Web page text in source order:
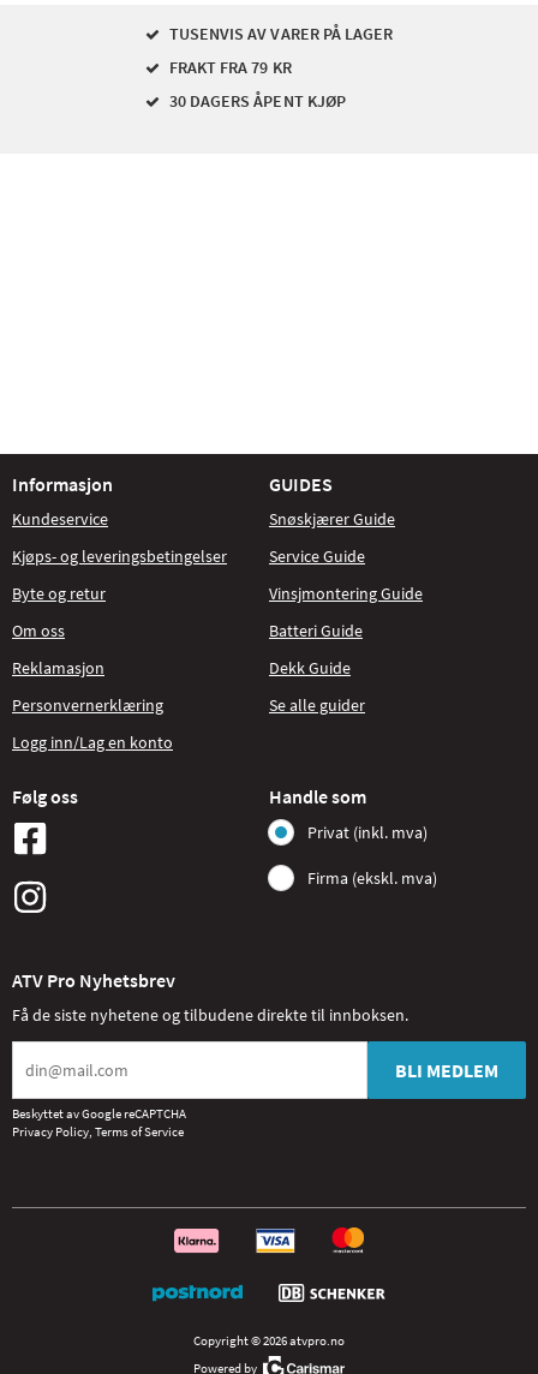
TUSENVIS AV VARER PÅ LAGER
FRAKT FRA 79 KR
30 DAGERS ÅPENT KJØP
Informasjon
Kundeservice
Kjøps- og leveringsbetingelser
Byte og retur
Om oss
Reklamasjon
Personvernerklæring
Logg inn/Lag en konto
GUIDES
Snøskjærer Guide
Service Guide
Vinsjmontering Guide
Batteri Guide
Dekk Guide
Se alle guider
Følg oss Handle som
Privat (inkl. mva)
Firma (ekskl. mva)
ATV Pro Nyhetsbrev
Få de siste nyhetene og tilbudene direkte til innboksen.
BLI MEDLEM
Beskyttet av Google reCAPTCHA
Privacy Policy, Terms of Service
Copyright © 2026 atvpro.no
Powered by